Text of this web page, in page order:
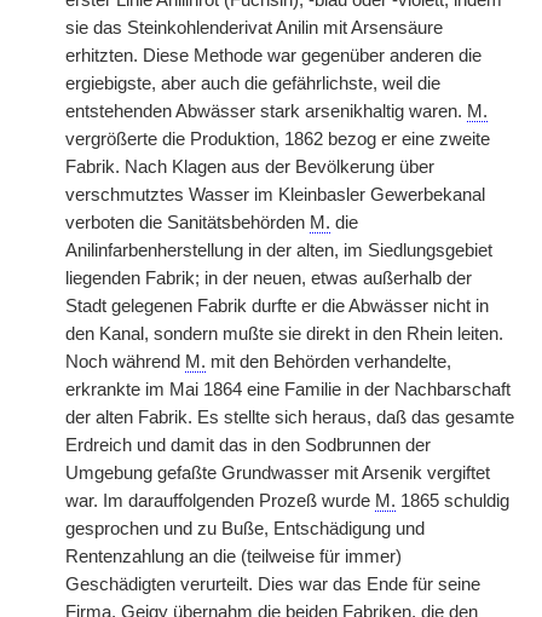
sie das Steinkohlenderivat Anilin mit Arsensäure
erhitzten. Diese Methode war gegenüber anderen die
ergiebigste, aber auch die gefährlichste, weil die
entstehenden Abwässer stark arsenikhaltig waren. M.
vergrößerte die Produktion, 1862 bezog er eine zweite
Fabrik. Nach Klagen aus der Bevölkerung über
verschmutztes Wasser im Kleinbasler Gewerbekanal
verboten die Sanitätsbehörden M. die
Anilinfarbenherstellung in der alten, im Siedlungsgebiet
liegenden Fabrik; in der neuen, etwas außerhalb der
Stadt gelegenen Fabrik durfte er die Abwässer nicht in
den Kanal, sondern mußte sie direkt in den Rhein leiten.
Noch während M. mit den Behörden verhandelte,
erkrankte im Mai 1864 eine Familie in der Nachbarschaft
der alten Fabrik. Es stellte sich heraus, daß das gesamte
Erdreich und damit das in den Sodbrunnen der
Umgebung gefaßte Grundwasser mit Arsenik vergiftet
war. Im darauffolgenden Prozeß wurde M. 1865 schuldig
gesprochen und zu Buße, Entschädigung und
Rentenzahlung an die (teilweise für immer)
Geschädigten verurteilt. Dies war das Ende für seine
Firma. Geigy übernahm die beiden Fabriken, die den